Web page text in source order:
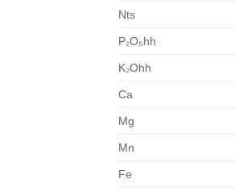
Nts
P₂O₅hh
K₂Ohh
Ca
Mg
Mn
Fe